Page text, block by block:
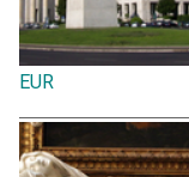
EUR